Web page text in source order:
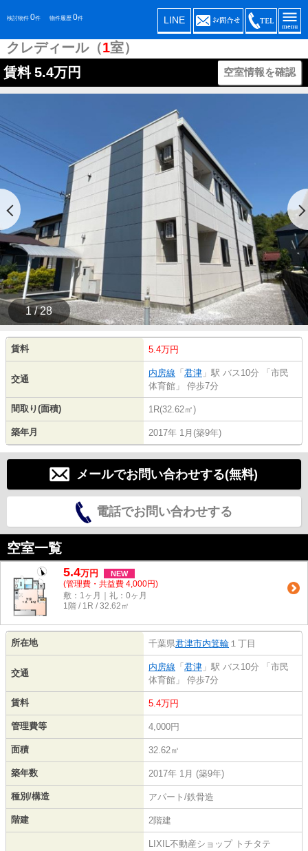
検討物件 0件 物件履歴 0件 LINE
クレディール（1室）
賃料 5.4万円 空室情報を確認
1 / 28
賃料 5.4万円
交通
内房線 「 君津 」駅 バス10分 「市民
体育館」 停歩7分
間取り(面積) 1R(32.62㎡)
築年月 2017年 1月(築9年)
メールでお問い合わせする(無料)
電話でお問い合わせする
空室一覧
5.4万円 NEW
(管理費・共益費 4,000円)
敷：1ヶ月｜礼：0ヶ月
1階 / 1R / 32.62㎡
所在地 千葉県君津市内箕輪 １丁目
交通
内房線 「 君津 」駅 バス10分 「市民
体育館」 停歩7分
賃料 5.4万円
管理費等 4,000円
面積 32.62㎡
築年数 2017年 1月 (築9年)
種別/構造 アパート/鉄骨造
階建 2階建
LIXIL不動産ショップ トチタテ